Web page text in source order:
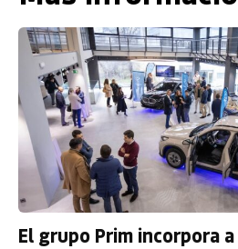
El grupo Prim incorpora